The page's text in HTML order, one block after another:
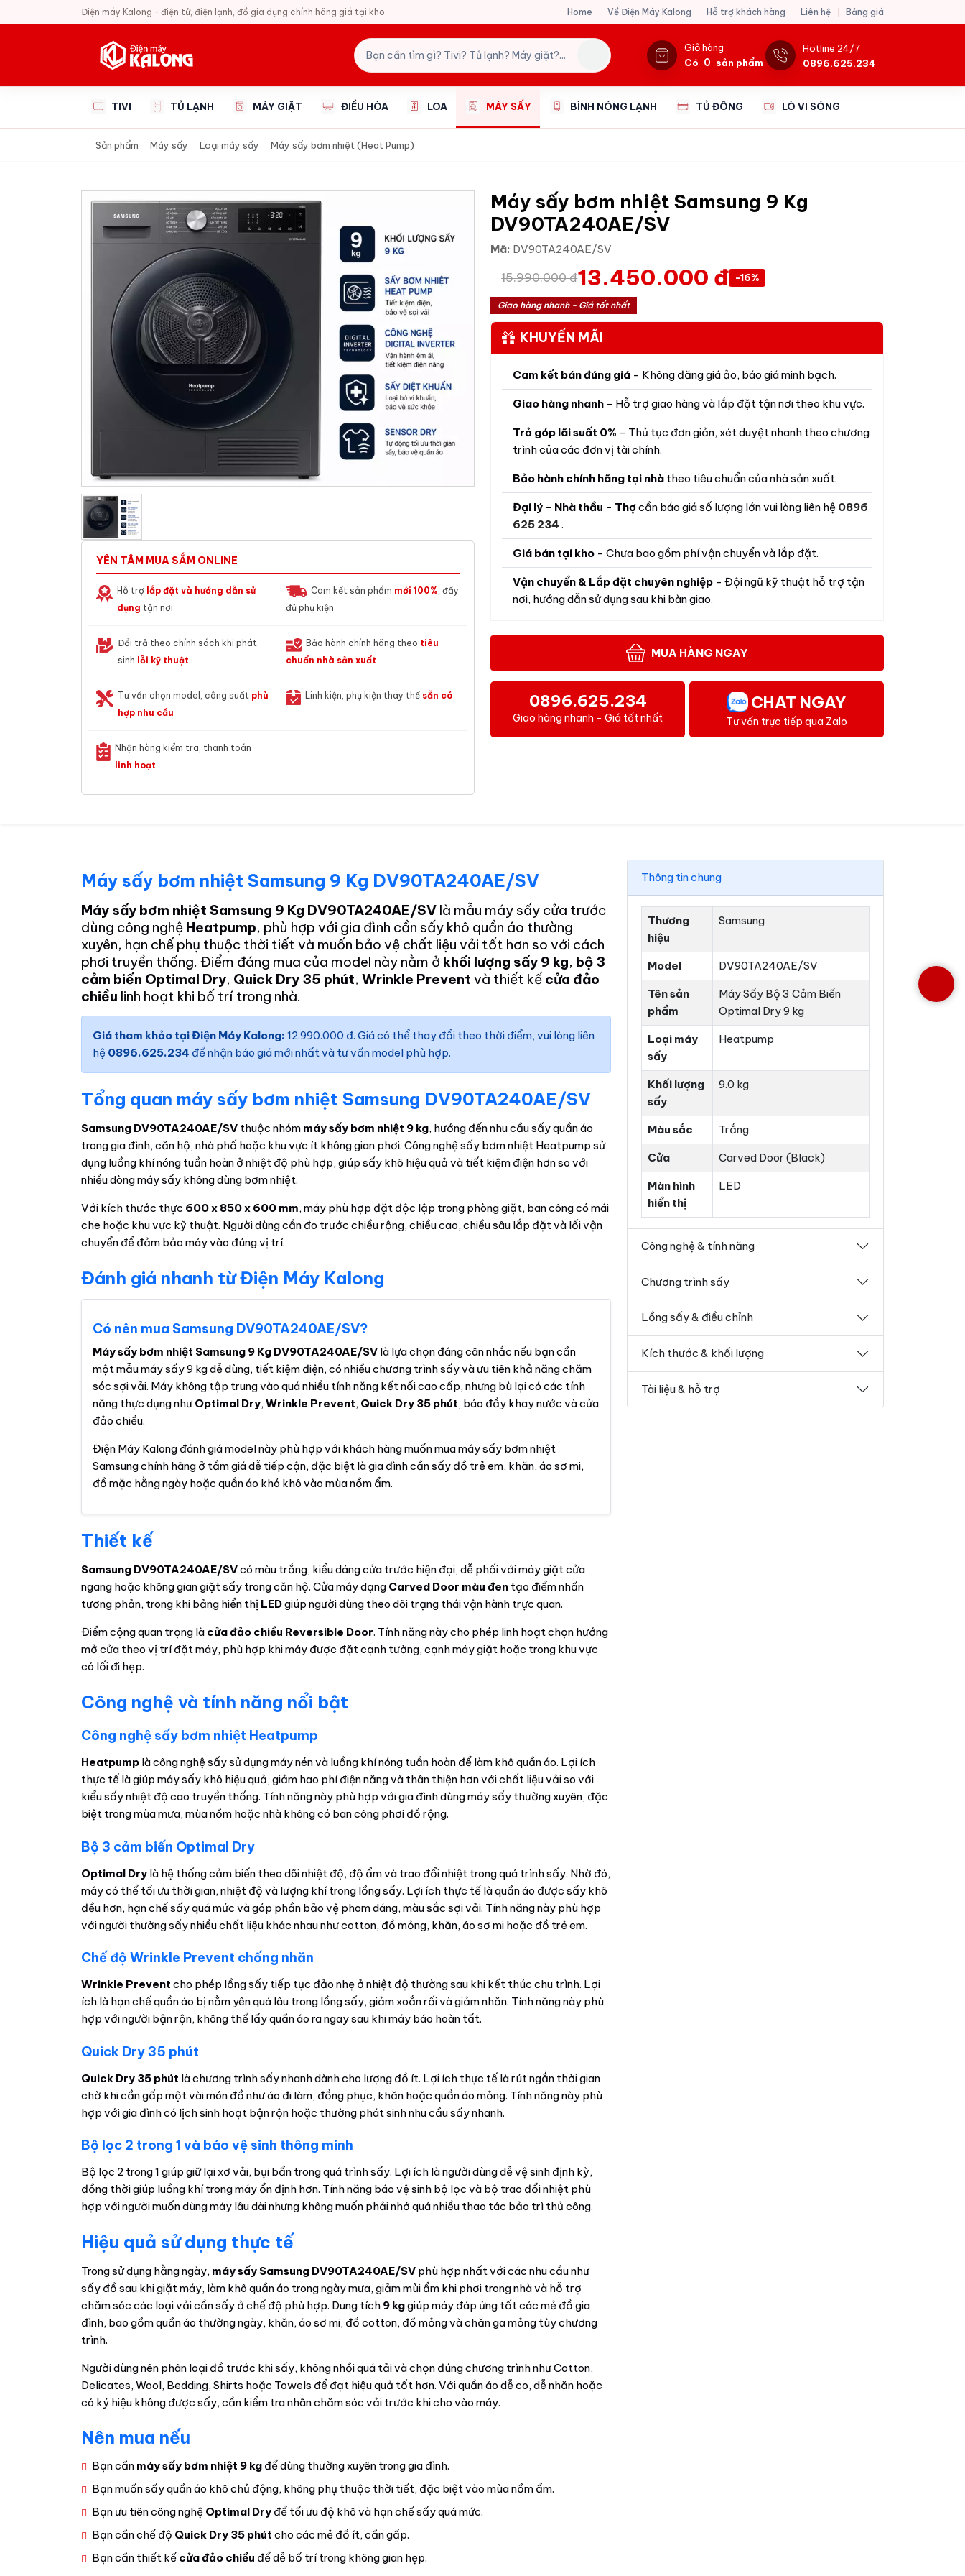
Điện máy Kalong - điện tử, điện lạnh, đồ gia dụng chính hãng giá tại kho Home Về Điện Máy Kalong Hỗ trợ khách hàng Liên hệ Bảng giá
Giỏ hàng
Có 0 sản phẩm
Hotline 24/7
0896.625.234
TIVI TỦ LẠNH MÁY GIẶT ĐIỀU HÒA LOA MÁY SẤY BÌNH NÓNG LẠNH TỦ ĐÔNG LÒ VI SÓNG
Sản phẩm Máy sấy Loại máy sấy Máy sấy bơm nhiệt (Heat Pump)
YÊN TÂM MUA SẮM ONLINE
Hỗ trợ lắp đặt và hướng dẫn sử
dụng tận nơi
Cam kết sản phẩm mới 100% , đầy
đủ phụ kiện
Đổi trả theo chính sách khi phát
sinh lỗi kỹ thuật
Bảo hành chính hãng theo tiêu
chuẩn nhà sản xuất
Tư vấn chọn model, công suất phù
hợp nhu cầu
Linh kiện, phụ kiện thay thế sẵn có
Nhận hàng kiểm tra, thanh toán
linh hoạt
Máy sấy bơm nhiệt Samsung 9 Kg
DV90TA240AE/SV
Mã: DV90TA240AE/SV
15.990.000 đ13.450.000 đ -16%
Giao hàng nhanh - Giá tốt nhất
KHUYẾN MÃI
Cam kết bán đúng giá - Không đăng giá ảo, báo giá minh bạch.
Giao hàng nhanh - Hỗ trợ giao hàng và lắp đặt tận nơi theo khu vực.
Trả góp lãi suất 0% - Thủ tục đơn giản, xét duyệt nhanh theo chương
trình của các đơn vị tài chính.
Bảo hành chính hãng tại nhà theo tiêu chuẩn của nhà sản xuất.
Đại lý - Nhà thầu - Thợcần báo giá số lượng lớn vui lòng liên hệ 0896
625 234.
Giá bán tại kho - Chưa bao gồm phí vận chuyển và lắp đặt.
Vận chuyển & Lắp đặt chuyên nghiệp - Đội ngũ kỹ thuật hỗ trợ tận
nơi, hướng dẫn sử dụng sau khi bàn giao.
MUA HÀNG NGAY
0896.625.234
Giao hàng nhanh - Giá tốt nhất
CHAT NGAY
Tư vấn trực tiếp qua Zalo
Máy sấy bơm nhiệt Samsung 9 Kg DV90TA240AE/SV
Máy sấy bơm nhiệt Samsung 9 Kg DV90TA240AE/SV là mẫu máy sấy cửa trước
dùng công nghệ Heatpump, phù hợp với gia đình cần sấy khô quần áo thường
xuyên, hạn chế phụ thuộc thời tiết và muốn bảo vệ chất liệu vải tốt hơn so với cách
phơi truyền thống. Điểm đáng mua của model này nằm ở khối lượng sấy 9 kg, bộ 3
cảm biến Optimal Dry, Quick Dry 35 phút,Wrinkle Prevent và thiết kế cửa đảo
chiều linh hoạt khi bố trí trong nhà.
Giá tham khảo tại Điện Máy Kalong: 12.990.000 đ. Giá có thể thay đổi theo thời điểm, vui lòng liên
hệ 0896.625.234 để nhận báo giá mới nhất và tư vấn model phù hợp.
Tổng quan máy sấy bơm nhiệt Samsung DV90TA240AE/SV
Samsung DV90TA240AE/SV thuộc nhóm máy sấy bơm nhiệt 9 kg, hướng đến nhu cầu sấy quần áo
trong gia đình, căn hộ, nhà phố hoặc khu vực ít không gian phơi. Công nghệ sấy bơm nhiệt Heatpump sử
dụng luồng khí nóng tuần hoàn ở nhiệt độ phù hợp, giúp sấy khô hiệu quả và tiết kiệm điện hơn so với
nhiều dòng máy sấy không dùng bơm nhiệt.
Với kích thước thực 600 x 850 x 600 mm, máy phù hợp đặt độc lập trong phòng giặt, ban công có mái
che hoặc khu vực kỹ thuật. Người dùng cần đo trước chiều rộng, chiều cao, chiều sâu lắp đặt và lối vận
chuyển để đảm bảo máy vào đúng vị trí.
Đánh giá nhanh từ Điện Máy Kalong
Có nên mua Samsung DV90TA240AE/SV?
Máy sấy bơm nhiệt Samsung 9 Kg DV90TA240AE/SV là lựa chọn đáng cân nhắc nếu bạn cần
một mẫu máy sấy 9 kg dễ dùng, tiết kiệm điện, có nhiều chương trình sấy và ưu tiên khả năng chăm
sóc sợi vải. Máy không tập trung vào quá nhiều tính năng kết nối cao cấp, nhưng bù lại có các tính
năng thực dụng như Optimal Dry,Wrinkle Prevent, Quick Dry 35 phút, báo đầy khay nước và cửa
đảo chiều.
Điện Máy Kalong đánh giá model này phù hợp với khách hàng muốn mua máy sấy bơm nhiệt
Samsung chính hãng ở tầm giá dễ tiếp cận, đặc biệt là gia đình cần sấy đồ trẻ em, khăn, áo sơ mi,
đồ mặc hằng ngày hoặc quần áo khó khô vào mùa nồm ẩm.
Thiết kế
Samsung DV90TA240AE/SVcó màu trắng, kiểu dáng cửa trước hiện đại, dễ phối với máy giặt cửa
ngang hoặc không gian giặt sấy trong căn hộ. Cửa máy dạng Carved Door màu đen tạo điểm nhấn
tương phản, trong khi bảng hiển thị LEDgiúp người dùng theo dõi trạng thái vận hành trực quan.
Điểm cộng quan trọng là cửa đảo chiều Reversible Door. Tính năng này cho phép linh hoạt chọn hướng
mở cửa theo vị trí đặt máy, phù hợp khi máy được đặt cạnh tường, cạnh máy giặt hoặc trong khu vực
có lối đi hẹp.
Công nghệ và tính năng nổi bật
Công nghệ sấy bơm nhiệt Heatpump
Heatpump là công nghệ sấy sử dụng máy nén và luồng khí nóng tuần hoàn để làm khô quần áo. Lợi ích
thực tế là giúp máy sấy khô hiệu quả, giảm hao phí điện năng và thân thiện hơn với chất liệu vải so với
kiểu sấy nhiệt độ cao truyền thống. Tính năng này phù hợp với gia đình dùng máy sấy thường xuyên, đặc
biệt trong mùa mưa, mùa nồm hoặc nhà không có ban công phơi đồ rộng.
Bộ 3 cảm biến Optimal Dry
Optimal Dry là hệ thống cảm biến theo dõi nhiệt độ, độ ẩm và trao đổi nhiệt trong quá trình sấy. Nhờ đó,
máy có thể tối ưu thời gian, nhiệt độ và lượng khí trong lồng sấy. Lợi ích thực tế là quần áo được sấy khô
đều hơn, hạn chế sấy quá mức và góp phần bảo vệ phom dáng, màu sắc sợi vải. Tính năng này phù hợp
với người thường sấy nhiều chất liệu khác nhau như cotton, đồ mỏng, khăn, áo sơ mi hoặc đồ trẻ em.
Chế độ Wrinkle Prevent chống nhăn
Wrinkle Prevent cho phép lồng sấy tiếp tục đảo nhẹ ở nhiệt độ thường sau khi kết thúc chu trình. Lợi
ích là hạn chế quần áo bị nằm yên quá lâu trong lồng sấy, giảm xoắn rối và giảm nhăn. Tính năng này phù
hợp với người bận rộn, không thể lấy quần áo ra ngay sau khi máy báo hoàn tất.
Quick Dry 35 phút
Quick Dry 35 phút là chương trình sấy nhanh dành cho lượng đồ ít. Lợi ích thực tế là rút ngắn thời gian
chờ khi cần gấp một vài món đồ như áo đi làm, đồng phục, khăn hoặc quần áo mỏng. Tính năng này phù
hợp với gia đình có lịch sinh hoạt bận rộn hoặc thường phát sinh nhu cầu sấy nhanh.
Bộ lọc 2 trong 1 và báo vệ sinh thông minh
Bộ lọc 2 trong 1 giúp giữ lại xơ vải, bụi bẩn trong quá trình sấy. Lợi ích là người dùng dễ vệ sinh định kỳ,
đồng thời giúp luồng khí trong máy ổn định hơn. Tính năng báo vệ sinh bộ lọc và bộ trao đổi nhiệt phù
hợp với người muốn dùng máy lâu dài nhưng không muốn phải nhớ quá nhiều thao tác bảo trì thủ công.
Hiệu quả sử dụng thực tế
Trong sử dụng hằng ngày, máy sấy Samsung DV90TA240AE/SV phù hợp nhất với các nhu cầu như
sấy đồ sau khi giặt máy, làm khô quần áo trong ngày mưa, giảm mùi ẩm khi phơi trong nhà và hỗ trợ
chăm sóc các loại vải cần sấy ở chế độ phù hợp. Dung tích 9 kggiúp máy đáp ứng tốt các mẻ đồ gia
đình, bao gồm quần áo thường ngày, khăn, áo sơ mi, đồ cotton, đồ mỏng và chăn ga mỏng tùy chương
trình.
Người dùng nên phân loại đồ trước khi sấy, không nhồi quá tải và chọn đúng chương trình như Cotton,
Delicates, Wool, Bedding, Shirts hoặc Towels để đạt hiệu quả tốt hơn. Với quần áo dễ co, dễ nhăn hoặc
có ký hiệu không được sấy, cần kiểm tra nhãn chăm sóc vải trước khi cho vào máy.
Nên mua nếu
Bạn cần máy sấy bơm nhiệt 9 kg để dùng thường xuyên trong gia đình.
Bạn muốn sấy quần áo khô chủ động, không phụ thuộc thời tiết, đặc biệt vào mùa nồm ẩm.
Bạn ưu tiên công nghệ Optimal Dry để tối ưu độ khô và hạn chế sấy quá mức.
Bạn cần chế độ Quick Dry 35 phút cho các mẻ đồ ít, cần gấp.
Bạn cần thiết kế cửa đảo chiều để dễ bố trí trong không gian hẹp.
Thông tin chung
Thương
hiệu
Samsung
Model DV90TA240AE/SV
Tên sản
phẩm
Máy Sấy Bộ 3 Cảm Biến
Optimal Dry 9 kg
Loại máy
sấy
Heatpump
Khối lượng
sấy
9.0 kg
Màu sắc Trắng
Cửa Carved Door (Black)
Màn hình
hiển thị
LED
Công nghệ & tính năng
Chương trình sấy
Lồng sấy & điều chỉnh
Kích thước & khối lượng
Tài liệu & hỗ trợ